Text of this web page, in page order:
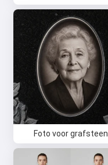
Foto voor grafsteen